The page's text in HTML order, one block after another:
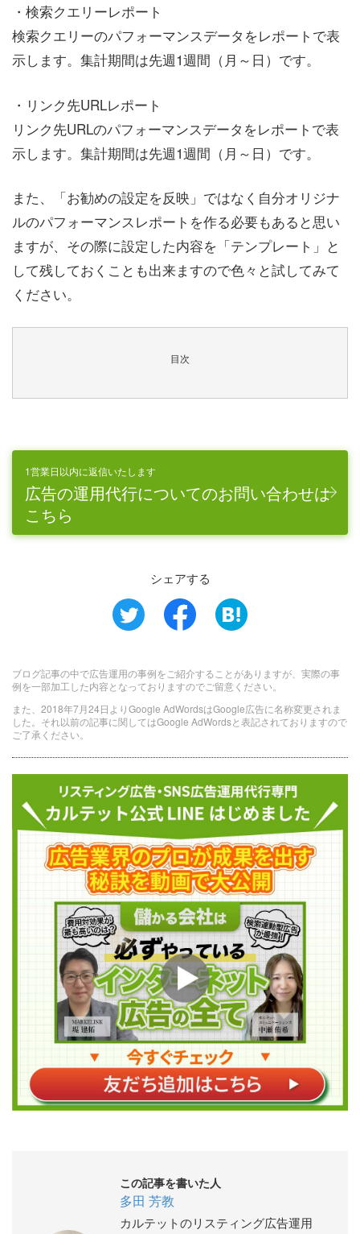
・検索クエリーレポート
検索クエリーのパフォーマンスデータをレポートで表
示します。集計期間は先週1週間（月～日）です。
・リンク先URLレポート
リンク先URLのパフォーマンスデータをレポートで表
示します。集計期間は先週1週間（月～日）です。
また、「お勧めの設定を反映」ではなく自分オリジナ
ルのパフォーマンスレポートを作る必要もあると思い
ますが、その際に設定した内容を「テンプレート」と
して残しておくことも出来ますので色々と試してみて
ください。
目次
1営業日以内に返信いたします
広告の運用代行についてのお問い合わせは
こちら
シェアする
ブログ記事の中で広告運用の事例をご紹介することがありますが、実際の事
例を一部加工した内容となっておりますのでご留意ください。
また、2018年7月24日よりGoogle AdWordsはGoogle広告に名称変更されま
した。それ以前の記事に関してはGoogle AdWordsと表記されておりますので
ご了承ください。
この記事を書いた人
多田 芳教
カルテットのリスティング広告運用